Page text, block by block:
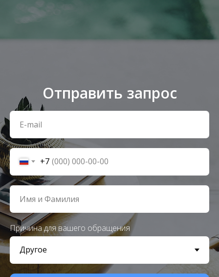
Отправить запрос
+7
Причина для вашего обращения